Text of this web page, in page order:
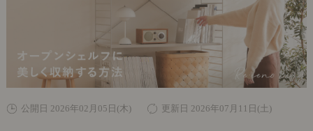
公開日 2026年02月05日(木) 更新日 2026年07月11日(土)